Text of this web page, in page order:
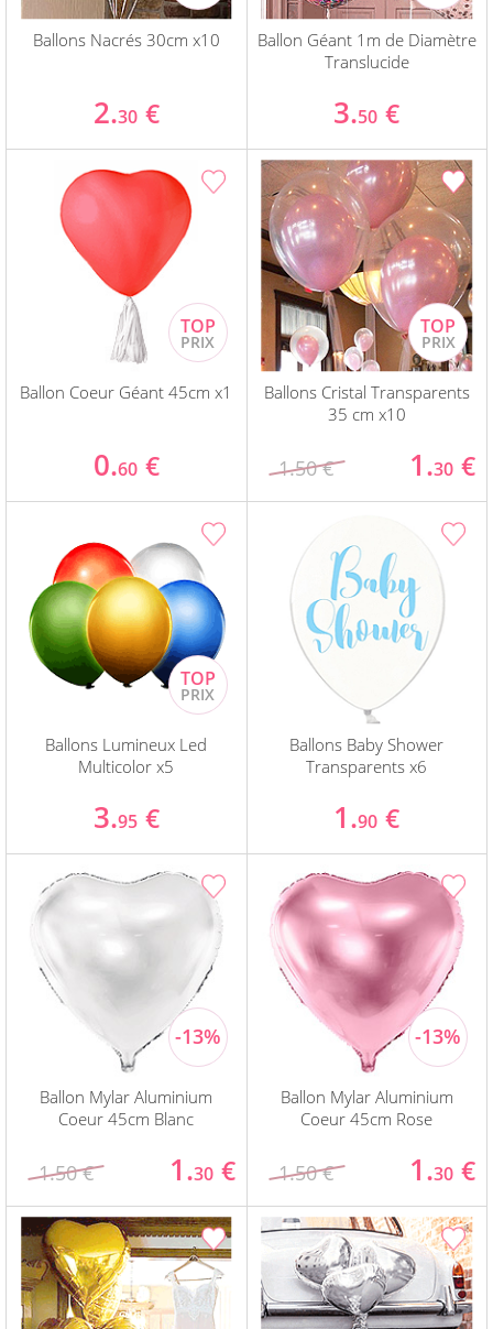
Ballons Nacrés 30cm x10
2.30 €
Ballon Géant 1m de Diamètre
Translucide
3.50 €
Ballon Coeur Géant 45cm x1
0.60 €
Ballons Cristal Transparents
35 cm x10
1.50 € 1.30 €
Ballons Lumineux Led
Multicolor x5
3.95 €
Ballons Baby Shower
Transparents x6
1.90 €
Ballon Mylar Aluminium
Coeur 45cm Blanc
1.50 € 1.30 €
Ballon Mylar Aluminium
Coeur 45cm Rose
1.50 € 1.30 €